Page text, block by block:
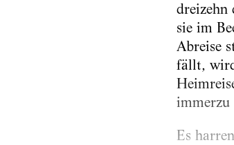
dreizehn
sie im
Abreise
fällt,
immerzu
Es